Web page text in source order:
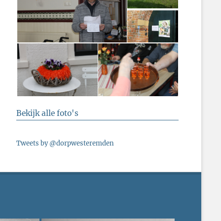
Bekijk alle foto's
Tweets by @dorpwesteremden